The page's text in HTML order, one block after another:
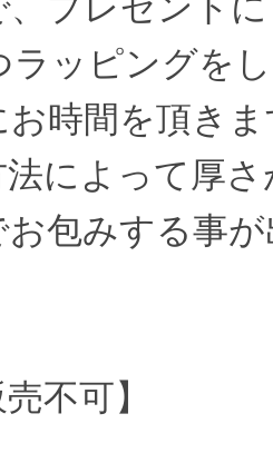
、プレゼント
ラッピングを
お時間を頂き
法によって厚
お包みする事
売不可】